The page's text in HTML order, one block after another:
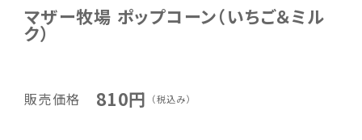
マザー牧場 ポップコーン（いちご＆ミル
ク）
販売価格 810円 （税込み）